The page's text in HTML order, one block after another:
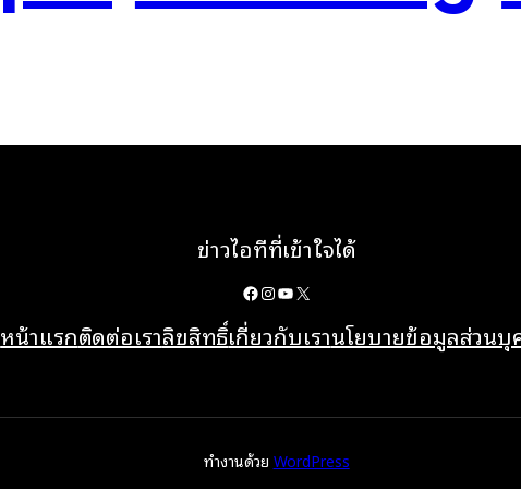
ข่าวไอทีที่เข้าใจได้
Facebook
Instagram
YouTube
X
หน้าแรกติดต่อเราลิขสิทธิ์เกี่ยวกับเรานโยบายข้อมูลส่วน
ทำงานด้วย WordPress